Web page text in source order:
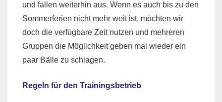
und fallen weiterhin aus. Wenn es auch bis zu den
Sommerferien nicht mehr weit ist, möchten wir
doch die verfügbare Zeit nutzen und mehreren
Gruppen die Möglichkeit geben mal wieder ein
paar Bälle zu schlagen.
Regeln für den Trainingsbetrieb